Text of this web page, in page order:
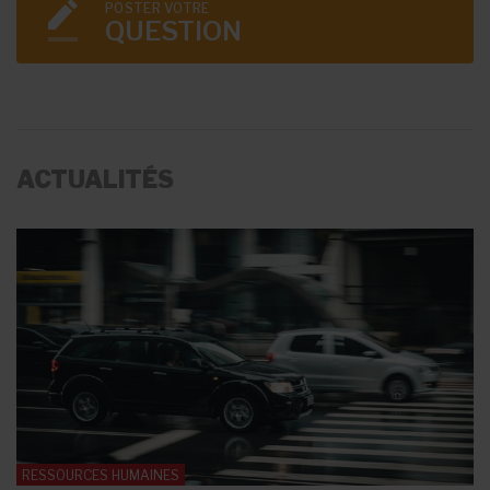
POSTER VOTRE
QUESTION
ACTUALITÉS
RESSOURCES HUMAINES